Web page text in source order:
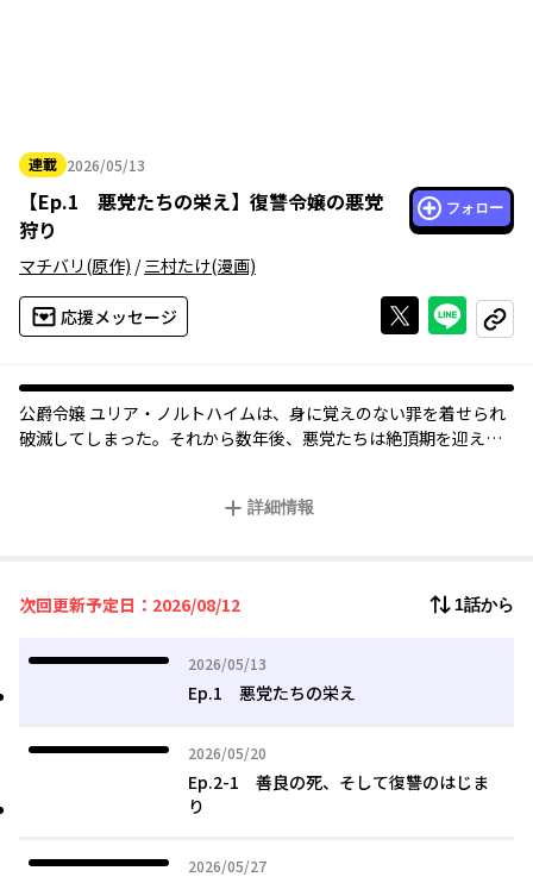
連載 2026/05/13
2026年05月13日
【Ep.1 悪党たちの栄え】 復讐令嬢の悪党
狩り
フォロー
マチバリ (原作) /三村たけ(漫画)
応援メッセージ Xで投稿する
ライン
コピー
公爵令嬢 ユリア・ノルトハイムは、身に覚えのない罪を着せられ
破滅してしまった。それから数年後――、悪党たちは絶頂期を迎えた
詳細情報
次回更新予定日：2026/08/12 1話から
2026/05/13
2026年05月13日
Ep.1 悪党たちの栄え
2026/05/20
2026年05月20日
Ep.2-1 善良の死、そして復讐のはじま
り
2026/05/27
2026年05月27日